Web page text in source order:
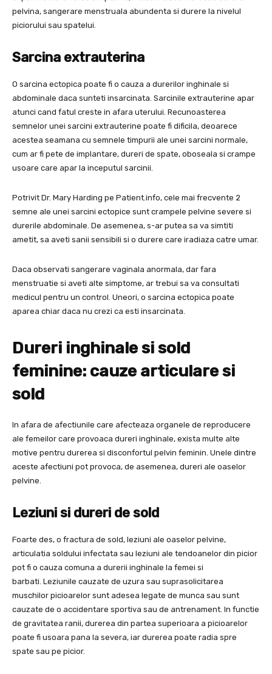
pelvina, sangerare menstruala abundenta si durere la nivelul
piciorului sau spatelui.
Sarcina extrauterina
O sarcina ectopica poate fi o cauza a durerilor inghinale si
abdominale daca sunteti insarcinata. Sarcinile extrauterine apar
atunci cand fatul creste in afara uterului. Recunoasterea
semnelor unei sarcini extrauterine poate fi dificila, deoarece
acestea seamana cu semnele timpurii ale unei sarcini normale,
cum ar fi pete de implantare, dureri de spate, oboseala si crampe
usoare care apar la inceputul sarcinii.
Potrivit Dr. Mary Harding pe Patient.info, cele mai frecvente 2
semne ale unei sarcini ectopice sunt crampele pelvine severe si
durerile abdominale. De asemenea, s-ar putea sa va simtiti
ametit, sa aveti sanii sensibili si o durere care iradiaza catre umar.
Daca observati sangerare vaginala anormala, dar fara
menstruatie si aveti alte simptome, ar trebui sa va consultati
medicul pentru un control. Uneori, o sarcina ectopica poate
aparea chiar daca nu crezi ca esti insarcinata.
Dureri inghinale si sold
feminine: cauze articulare si
sold
In afara de afectiunile care afecteaza organele de reproducere
ale femeilor care provoaca dureri inghinale, exista multe alte
motive pentru durerea si disconfortul pelvin feminin. Unele dintre
aceste afectiuni pot provoca, de asemenea, dureri ale oaselor
pelvine.
Leziuni si dureri de sold
Foarte des, o fractura de sold, leziuni ale oaselor pelvine,
articulatia soldului infectata sau leziuni ale tendoanelor din picior
pot fi o cauza comuna a durerii inghinale la femei si
barbati. Leziunile cauzate de uzura sau suprasolicitarea
muschilor picioarelor sunt adesea legate de munca sau sunt
cauzate de o accidentare sportiva sau de antrenament. In functie
de gravitatea ranii, durerea din partea superioara a picioarelor
poate fi usoara pana la severa, iar durerea poate radia spre
spate sau pe picior.